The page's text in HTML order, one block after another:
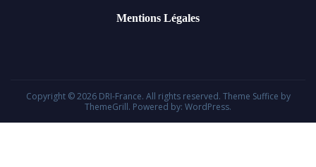
Mentions Légales
Copyright © 2026 DRI-France. All rights reserved. Theme Suffice by
ThemeGrill. Powered by: WordPress.